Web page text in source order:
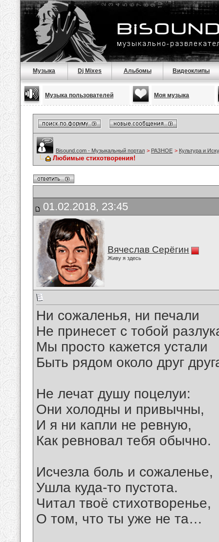
Музыка Dj Mixes Альбомы Видеоклипы
Музыка пользователей Моя музыка
Bisound.com - Музыкальный портал > РАЗНОЕ > Культура и
Любимые стихотворения!
01.02.2018, 23:45
Вячеслав Серёгин
Живу я здесь
Ни сожаленья, ни печали
Не принесет с тобой
Мы просто кажется устали
Быть рядом около друг
Не лечат душу поцелуи:
Они холодны и привычны,
И я ни капли не ревную,
Как ревновал тебя обычно.
Исчезла боль и сожаленье,
Ушла куда-то пустота.
Читал твоё стихотворенье,
О том, что ты уже не та…